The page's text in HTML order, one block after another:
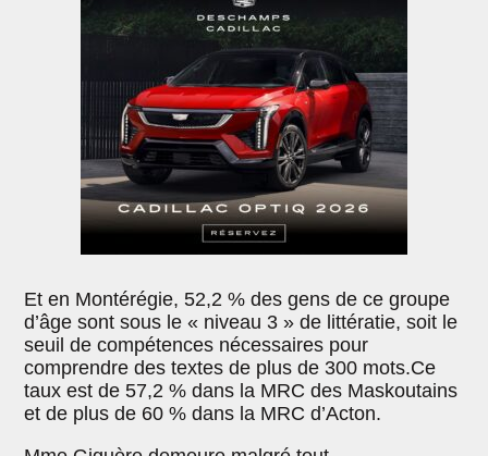
Et en Montérégie, 52,2 % des gens de ce groupe
d’âge sont sous le « niveau 3 » de littératie, soit le
seuil de compétences nécessaires pour
comprendre des textes de plus de 300 mots.Ce
taux est de 57,2 % dans la MRC des Maskoutains
et de plus de 60 % dans la MRC d’Acton.